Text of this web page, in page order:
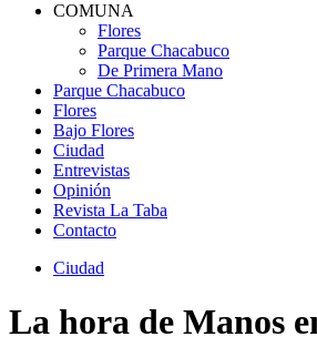
COMUNA
Flores
Parque Chacabuco
De Primera Mano
Parque Chacabuco
Flores
Bajo Flores
Ciudad
Entrevistas
Opinión
Revista La Taba
Contacto
Ciudad
La hora de Manos